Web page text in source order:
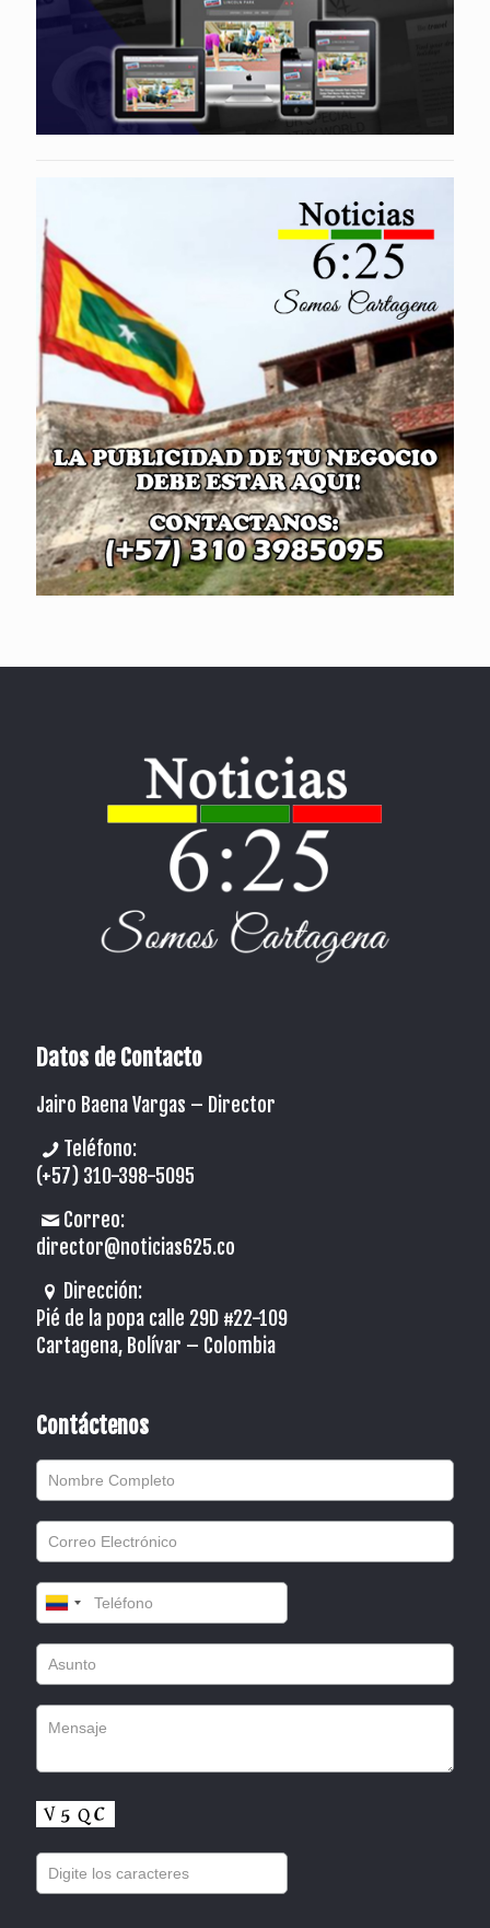
Datos de Contacto
Jairo Baena Vargas – Director
Teléfono:
(+57) 310-398-5095
Correo:
director@noticias625.co
Dirección:
Pié de la popa calle 29D #22-109
Cartagena, Bolívar – Colombia
Contáctenos